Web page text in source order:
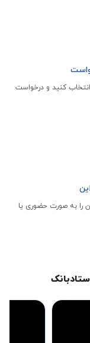
انتخاب کنید و درخواست
را به صورت حضوری یا